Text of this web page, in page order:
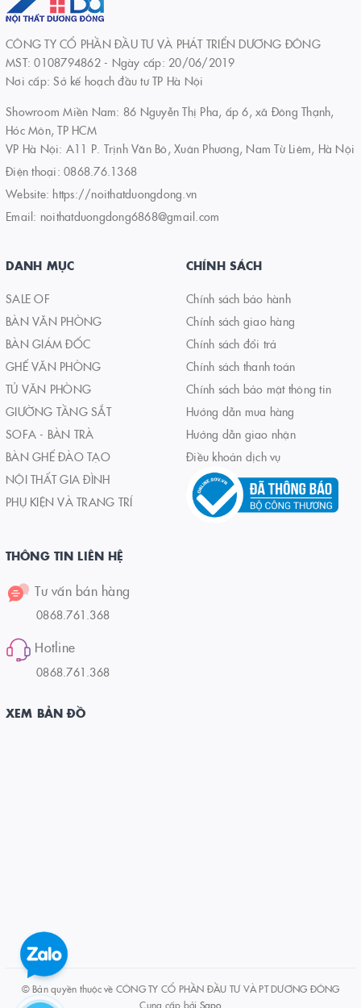
CÔNG TY CỔ PHẦN ĐẦU TƯ VÀ PHÁT TRIỂN DƯƠNG ĐÔNG
MST: 0108794862 - Ngày cấp: 20/06/2019
Nơi cấp: Sở kế hoạch đầu tư TP Hà Nội
Showroom Miền Nam: 86 Nguyễn Thị Pha, ấp 6, xã Đông Thạnh,
Hóc Môn, TP HCM
VP Hà Nội: A11 P. Trịnh Văn Bô, Xuân Phương, Nam Từ Liêm, Hà Nội
Điện thoại: 0868.76.1368
Website: https://noithatduongdong.vn
Email: noithatduongdong6868@gmail.com
DANH MỤC
SALE OF
BÀN VĂN PHÒNG
BÀN GIÁM ĐỐC
GHẾ VĂN PHÒNG
TỦ VĂN PHÒNG
GIƯỜNG TẦNG SẮT
SOFA - BÀN TRÀ
BÀN GHẾ ĐÀO TẠO
NỘI THẤT GIA ĐÌNH
PHỤ KIỆN VÀ TRANG TRÍ
CHÍNH SÁCH
Chính sách bảo hành
Chính sách giao hàng
Chính sách đổi trả
Chính sách thanh toán
Chính sách bảo mật thông tin
Hướng dẫn mua hàng
Hướng dẫn giao nhận
Điều khoản dịch vụ
THÔNG TIN LIÊN HỆ
Tư vấn bán hàng
0868.761.368
Hotline
0868.761.368
XEM BẢN ĐỒ
© Bản quyền thuộc về CÔNG TY CỔ PHẦN ĐẦU TƯ VÀ PT DƯƠNG ĐÔNG
Cung cấp bởi Sapo